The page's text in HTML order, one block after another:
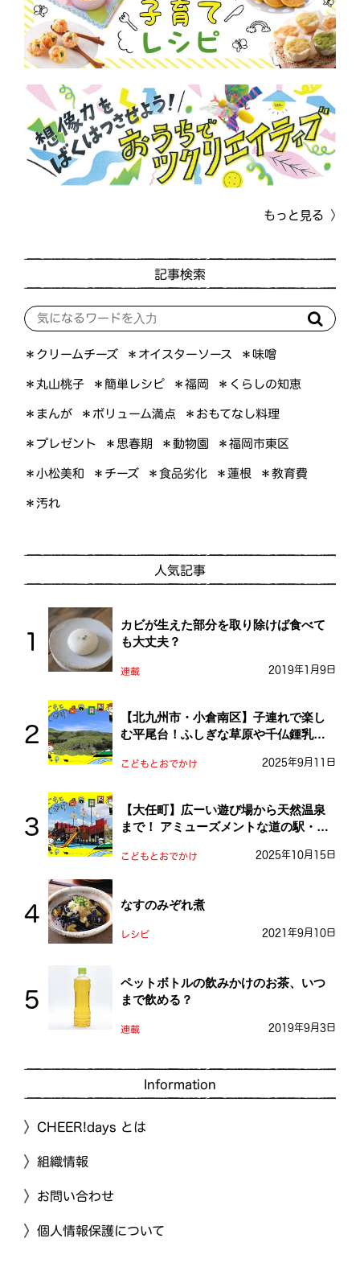
もっと見る
記事検索
＊クリームチーズ ＊オイスターソース ＊味噌
＊丸山桃子 ＊簡単レシピ ＊福岡 ＊くらしの知恵
＊まんが ＊ボリューム満点 ＊おもてなし料理
＊プレゼント ＊思春期 ＊動物園 ＊福岡市東区
＊小松美和 ＊チーズ ＊食品劣化 ＊蓮根 ＊教育費
＊汚れ
人気記事
カビが生えた部分を取り除けば食べて
も大丈夫？
連載 2019年1月9日
【北九州市・小倉南区】子連れで楽し
む平尾台！ふしぎな草原や千仏鍾乳洞
こどもとおでかけ 2025年9月11日
【大任町】広ーい遊び場から天然温泉
まで！ アミューズメントな道の駅・お
こどもとおでかけ 2025年10月15日
なすのみぞれ煮
レシピ 2021年9月10日
ペットボトルの飲みかけのお茶、いつ
まで飲める？
連載 2019年9月3日
Information
CHEER!days とは
組織情報
お問い合わせ
個人情報保護について